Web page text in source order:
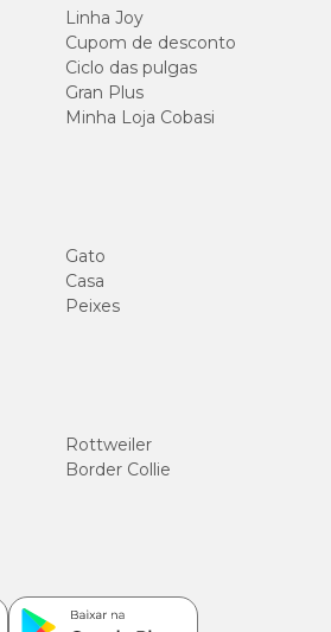
Linha Joy
Cupom de desconto
Ciclo das pulgas
Gran Plus
Minha Loja Cobasi
Gato
Casa
Peixes
Rottweiler
Border Collie